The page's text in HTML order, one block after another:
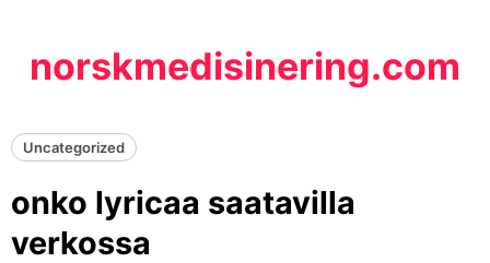
contentnorskmedisinering.com
Uncategorized
onko lyricaa saatavilla
verkossa